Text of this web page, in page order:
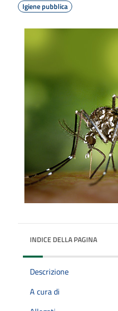
Igiene pubblica
INDICE DELLA PAGINA
Descrizione
A cura di